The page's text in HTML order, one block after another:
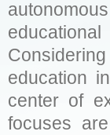
education
center of
focuses